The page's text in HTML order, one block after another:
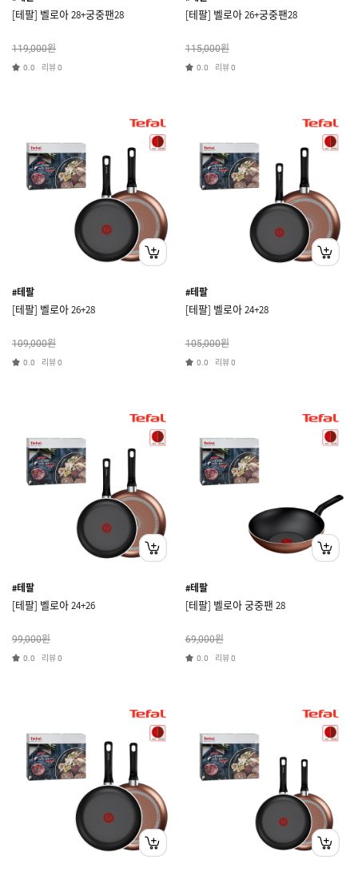
[테팔] 벨로아 28+궁중팬28
119,000원
0.0 리뷰0
[테팔] 벨로아 26+궁중팬28
115,000원
0.0 리뷰0
#테팔
[테팔] 벨로아 26+28
109,000원
0.0 리뷰0
#테팔
[테팔] 벨로아 24+28
105,000원
0.0 리뷰0
#테팔
[테팔] 벨로아 24+26
99,000원
0.0 리뷰0
#테팔
[테팔] 벨로아 궁중팬 28
69,000원
0.0 리뷰0